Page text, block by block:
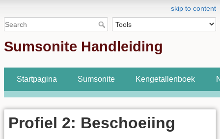
skip to content
Sumsonite Handleiding
Startpagina Sumsonite Kengetallenboek
Profiel 2: Beschoeiing